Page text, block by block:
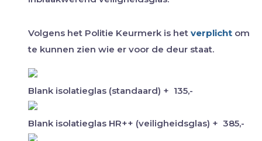
Volgens het Politie Keurmerk is het verplicht om
te kunnen zien wie er voor de deur staat.
Blank isolatieglas (standaard) + 135,-
Blank isolatieglas HR++ (veiligheidsglas) + 385,-